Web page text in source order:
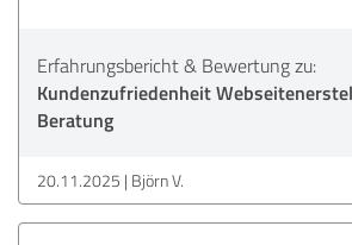
Erfahrungsbericht & Bewertung zu:
Kundenzufriedenheit
Beratung
20.11.2025 Björn V.